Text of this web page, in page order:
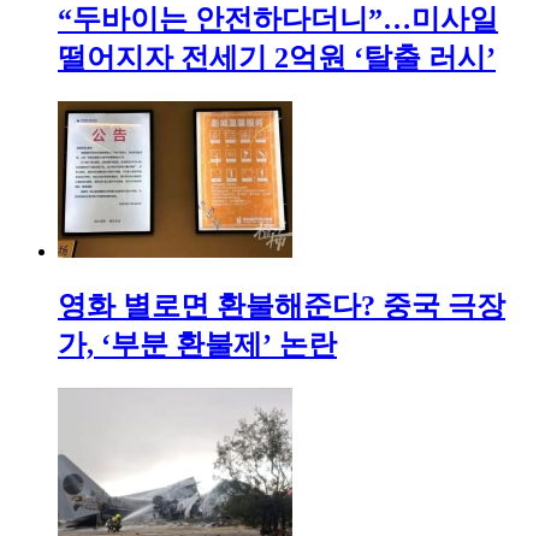
“두바이는 안전하다더니”…미사일
떨어지자 전세기 2억원 ‘탈출 러시’
영화 별로면 환불해준다? 중국 극장
가, ‘부분 환불제’ 논란